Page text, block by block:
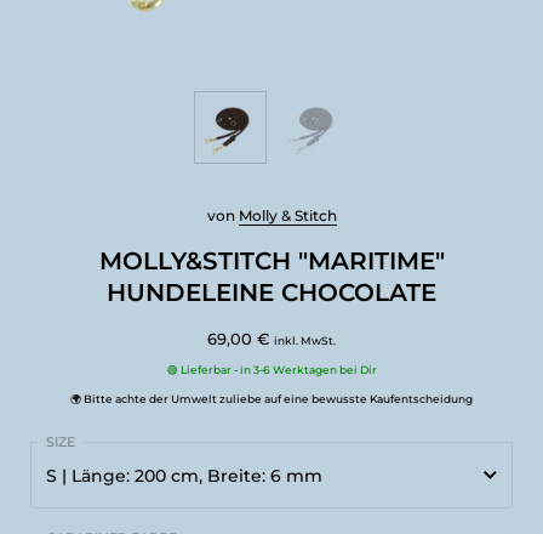
MOLLY&STITCH "MARITIME"
HUNDELEINE CHOCOLATE
von Molly & Stitch
69,00 € inkl. MwSt.
🟢 Lieferbar - in 3-6 Werktagen bei Dir
🌍 Bitte achte der Umwelt zuliebe auf eine bewusste Kaufentscheidung
S | Länge: 200 cm, Breite: 6 mm